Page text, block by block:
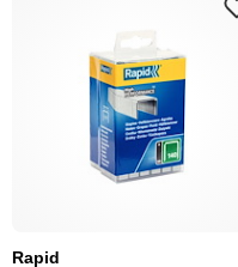
Rapid